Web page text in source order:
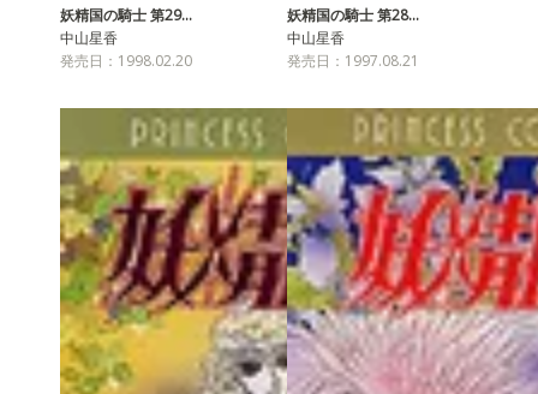
妖精国の騎士 第29…
中山星香
発売日：1998.02.20
妖精国の騎士 第28…
中山星香
発売日：1997.08.21